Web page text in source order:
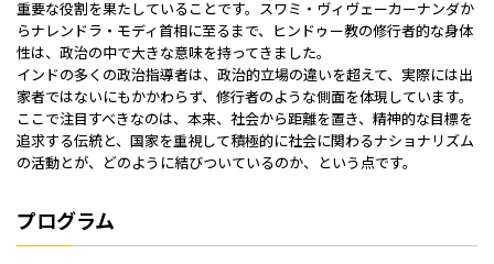
重要な役割を果たしていることです。スワミ・ヴィヴェーカーナンダか
らナレンドラ・モディ首相に至るまで、ヒンドゥー教の修行者的な身体
性は、政治の中で大きな意味を持ってきました。
インドの多くの政治指導者は、政治的立場の違いを超えて、実際には出
家者ではないにもかかわらず、修行者のような側面を体現しています。
ここで注目すべきなのは、本来、社会から距離を置き、精神的な目標を
追求する伝統と、国家を重視して積極的に社会に関わるナショナリズム
の活動とが、どのように結びついているのか、という点です。
プログラム